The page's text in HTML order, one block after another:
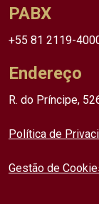
PABX
+55 81 2119-
Endereço
R. do Príncipe,
Política de
Gestão de